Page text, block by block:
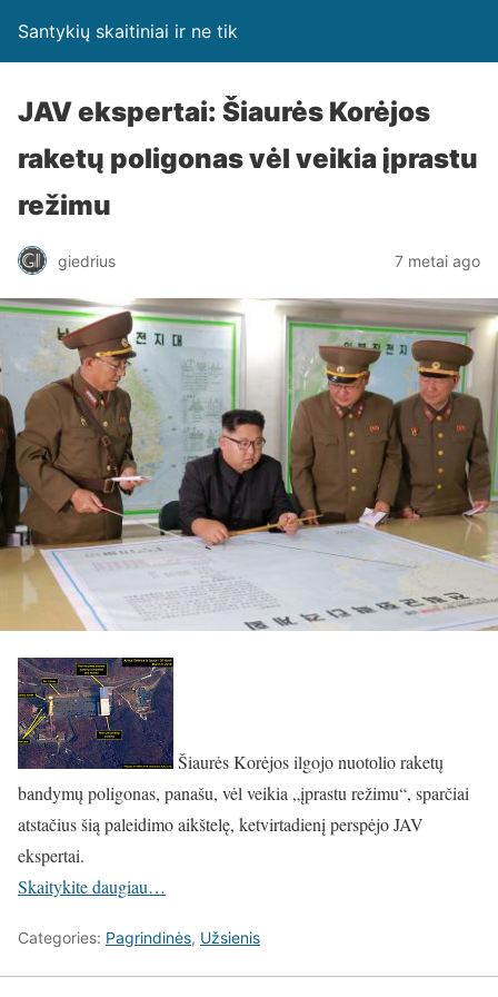
Santykių skaitiniai ir ne tik
JAV ekspertai: Šiaurės Korėjos
raketų poligonas vėl veikia įprastu
režimu
giedrius 7 metai ago
Šiaurės Korėjos ilgojo nuotolio raketų
bandymų poligonas, panašu, vėl veikia „įprastu režimu“, sparčiai
atstačius šią paleidimo aikštelę, ketvirtadienį perspėjo JAV
ekspertai.
Skaitykite daugiau…
Categories: Pagrindinės, Užsienis